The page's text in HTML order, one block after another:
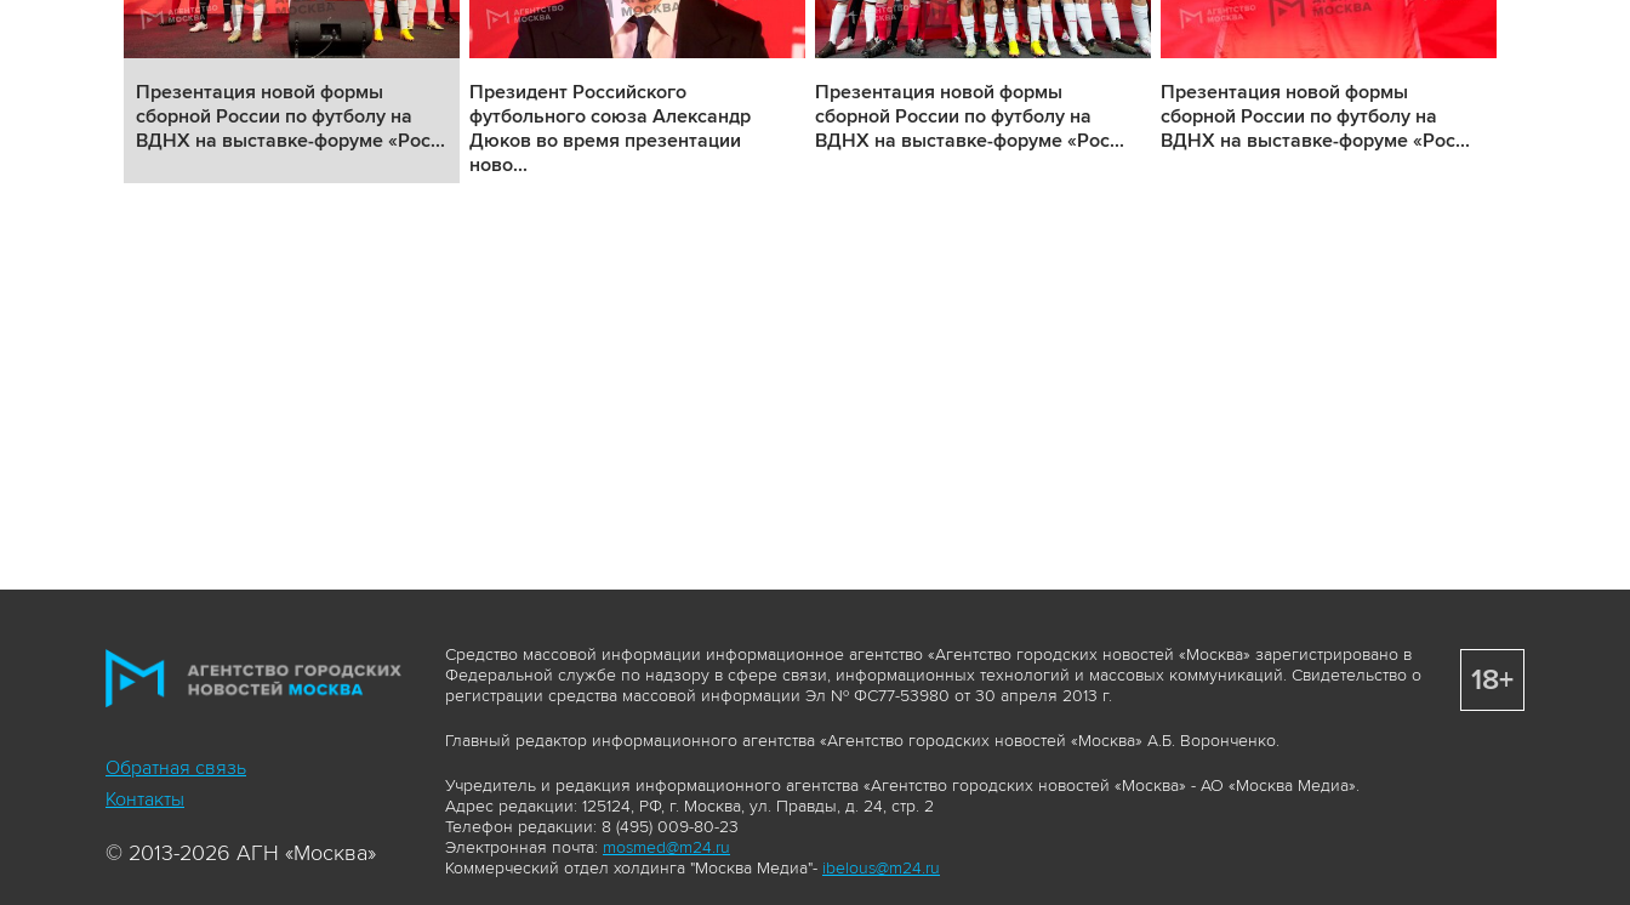
Презентация новой формы
сборной России по футболу на
ВДНХ на выставке-форуме «Рос...
Президент Российского
футбольного союза Александр
Дюков во время презентации
ново...
Презентация новой формы
сборной России по футболу на
ВДНХ на выставке-форуме «Рос...
Презентация новой формы
сборной России по футболу на
ВДНХ на выставке-форуме «Рос...
Обратная связь
Контакты
© 2013-2026 АГН «Москва»
Средство массовой информации информационное агентство «Агентство городских новостей «Москва» зарегистрировано в
Федеральной службе по надзору в сфере связи, информационных технологий и массовых коммуникаций. Свидетельство о
регистрации средства массовой информации Эл № ФС77-53980 от 30 апреля 2013 г.
Главный редактор информационного агентства «Агентство городских новостей «Москва» А.Б. Воронченко.
Учредитель и редакция информационного агентства «Агентство городских новостей «Москва» - АО «Москва Медиа».
Адрес редакции: 125124, РФ, г. Москва, ул. Правды, д. 24, стр. 2
Телефон редакции: 8 (495) 009-80-23
Электронная почта: mosmed@m24.ru
Коммерческий отдел холдинга "Москва Медиа"- ibelous@m24.ru
18+